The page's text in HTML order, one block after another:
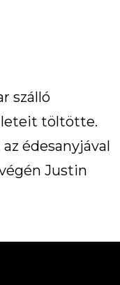
szálló
töltötte.
édesanyjával
Justin